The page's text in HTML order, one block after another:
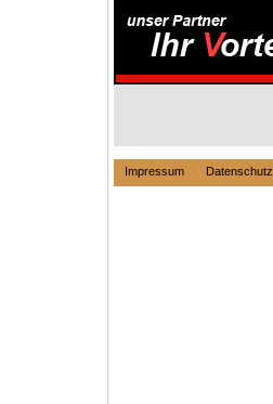
Impressum Datenschutz